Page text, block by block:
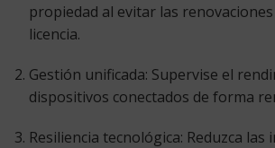
propiedad al evitar las
licencia.
Gestión unificada: Supervise el
dispositivos conectados de forma
Resiliencia tecnológica: Reduzca